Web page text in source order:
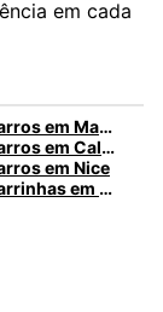
em cada
Aluguer de carros em Madrid
Aluguer de carros em Caldas da Rainha
em Nice
Aluguer de carrinhas em Santa Maria da Feira